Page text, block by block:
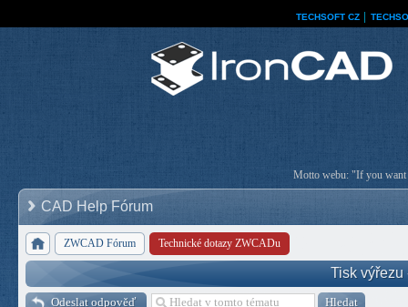
TECHSOFT CZ
Motto webu: "If you want
CAD Help Fórum
ZWCAD Fórum Technické dotazy ZWCADu
Tisk výřezu
Odeslat odpověď